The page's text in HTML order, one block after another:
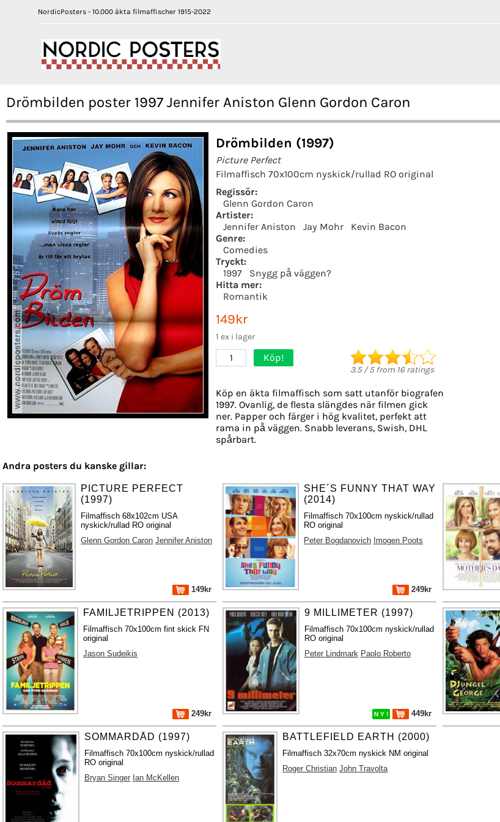
NordicPosters - 10.000 äkta filmaffischer 1915-2022
Drömbilden poster 1997 Jennifer Aniston Glenn Gordon Caron
Drömbilden (1997)
Picture Perfect
Filmaffisch 70x100cm nyskick/rullad RO original
Regissör:
Glenn Gordon Caron
Artister:
Jennifer Aniston
Jay Mohr
Kevin Bacon
Genre:
Comedies
Tryckt:
1997
Snygg på väggen?
Hitta mer:
Romantik
149kr
1 ex i lager
1 Köp!
3.5/5from 16ratings
Köp en äkta filmaffisch som satt utanför biografen
1997. Ovanlig, de flesta slängdes när filmen gick
ner. Papper och färger i hög kvalitet, perfekt att
rama in på väggen. Snabb leverans, Swish, DHL
spårbart.
Andra posters du kanske gillar:
PICTURE PERFECT
(1997)
Filmaffisch 68x102cm USA
nyskick/rullad RO original
Glenn Gordon Caron Jennifer Aniston
149kr
SHE´S FUNNY THAT WAY
(2014)
Filmaffisch 70x100cm nyskick/rullad
RO original
Peter Bogdanovich Imogen Poots
249kr
FAMILJETRIPPEN (2013)
Filmaffisch 70x100cm fint skick FN
original
Jason Sudeikis
249kr
9 MILLIMETER (1997)
Filmaffisch 70x100cm nyskick/rullad
RO original
Peter Lindmark Paolo Roberto
N Y ! 449kr
SOMMARDÅD (1997)
Filmaffisch 70x100cm nyskick/rullad
RO original
Bryan Singer Ian McKellen
BATTLEFIELD EARTH (2000)
Filmaffisch 32x70cm nyskick NM original
Roger Christian John Travolta